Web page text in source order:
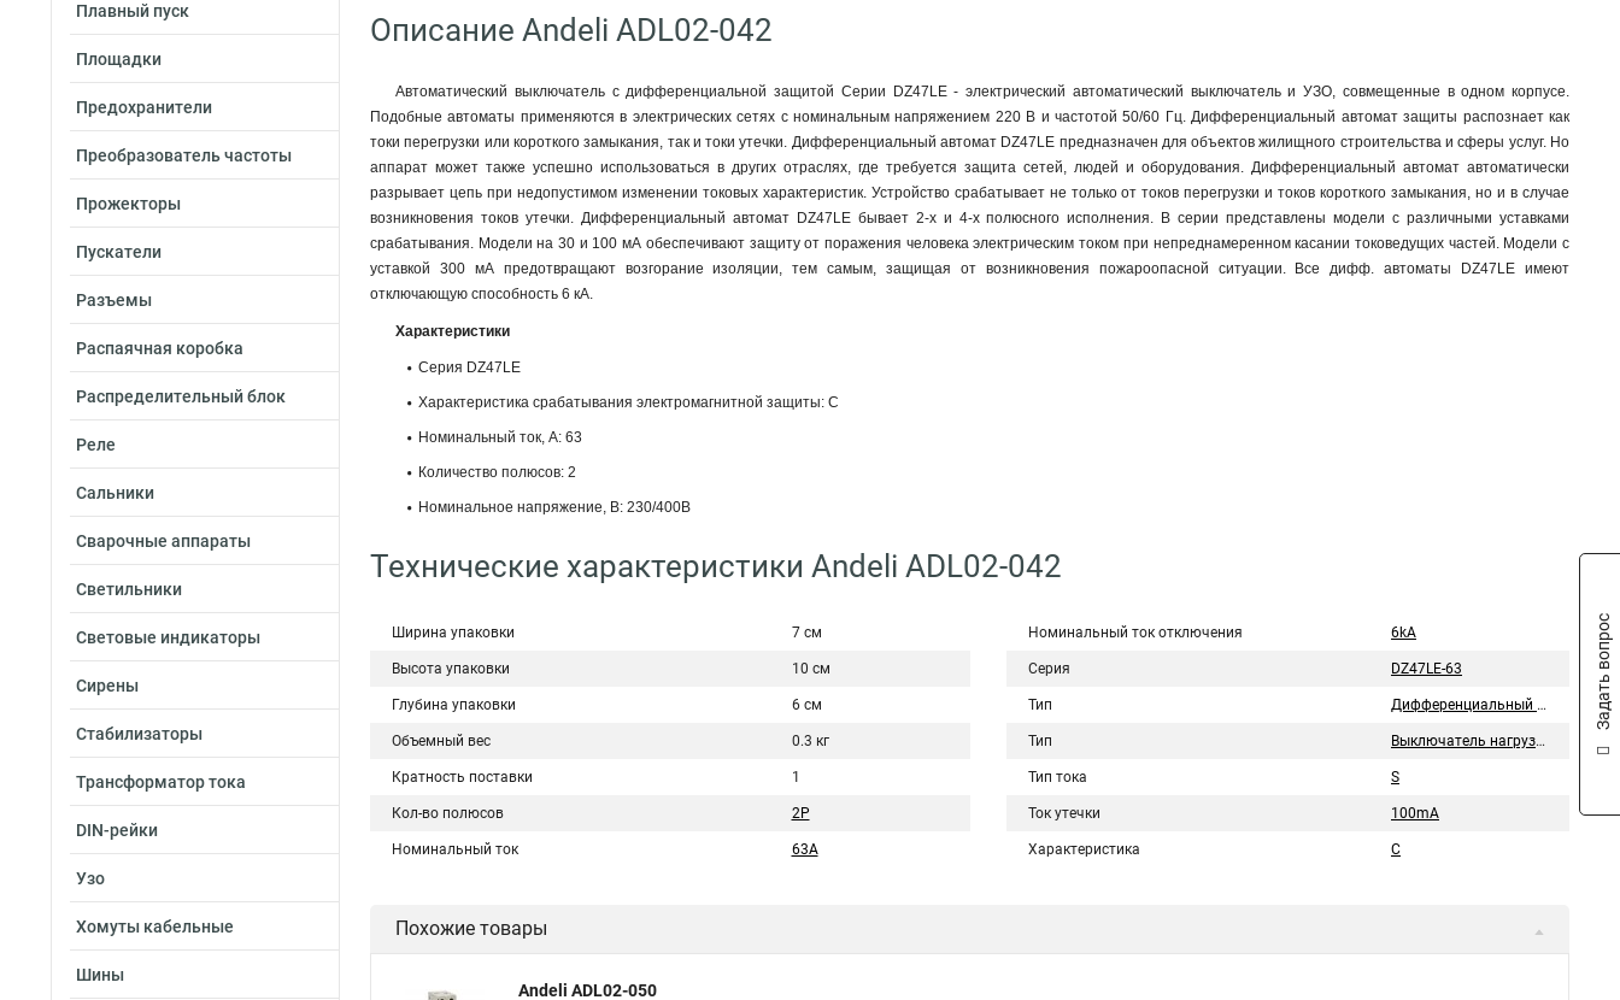
Плавный пуск
Площадки
Предохранители
Преобразователь частоты
Прожекторы
Пускатели
Разъемы
Распаячная коробка
Распределительный блок
Реле
Сальники
Сварочные аппараты
Светильники
Световые индикаторы
Сирены
Стабилизаторы
Трансформатор тока
DIN-рейки
Узо
Хомуты кабельные
Шины
Описание Andeli ADL02-042
Автоматический выключатель с дифференциальной защитой Серии DZ47LE - электрический автоматический выключатель и УЗО, совмещенные в одном корпусе.
Подобные автоматы применяются в электрических сетях с номинальным напряжением 220 В и частотой 50/60 Гц. Дифференциальный автомат защиты распознает как
токи перегрузки или короткого замыкания, так и токи утечки. Дифференциальный автомат DZ47LE предназначен для объектов жилищного строительства и сферы услуг. Но
аппарат может также успешно использоваться в других отраслях, где требуется защита сетей, людей и оборудования. Дифференциальный автомат автоматически
разрывает цепь при недопустимом изменении токовых характеристик. Устройство срабатывает не только от токов перегрузки и токов короткого замыкания, но и в случае
возникновения токов утечки. Дифференциальный автомат DZ47LE бывает 2-х и 4-х полюсного исполнения. В серии представлены модели с различными уставками
срабатывания. Модели на 30 и 100 мА обеспечивают защиту от поражения человека электрическим током при непреднамеренном касании токоведущих частей. Модели с
уставкой 300 мА предотвращают возгорание изоляции, тем самым, защищая от возникновения пожароопасной ситуации. Все дифф. автоматы DZ47LE имеют
отключающую способность 6 кА.
Характеристики
Серия DZ47LE
Характеристика срабатывания электромагнитной защиты: С
Номинальный ток, А: 63
Количество полюсов: 2
Номинальное напряжение, В: 230/400В
Технические характеристики Andeli ADL02-042
Ширина упаковки 7 см
Высота упаковки 10 см
Глубина упаковки 6 см
Объемный вес 0.3 кг
Кратность поставки 1
Кол-во полюсов 2P
Номинальный ток 63A
Номинальный ток отключения 6kA
Серия DZ47LE-63
Тип Дифференциальный автомат
Тип Выключатель нагрузки
Тип тока S
Ток утечки 100mA
Характеристика С
Похожие товары
Andeli ADL02-050
Задать вопрос